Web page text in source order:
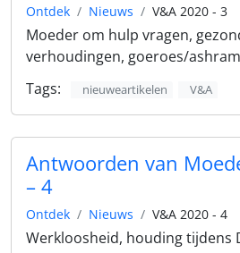
Ontdek Nieuws V&A 2020 - 3
Moeder om hulp vragen,
verhoudingen, goeroes/ashram
Tags:
nieuweartikelen V&A
Antwoorden van
– 4
Ontdek Nieuws V&A 2020 - 4
Werkloosheid, houding tijdens